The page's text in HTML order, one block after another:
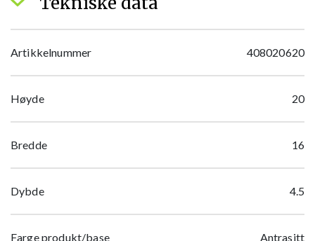
Artikkelnummer 408020620
Høyde 20
Bredde 16
Dybde 4.5
Farge produkt/base Antrasitt